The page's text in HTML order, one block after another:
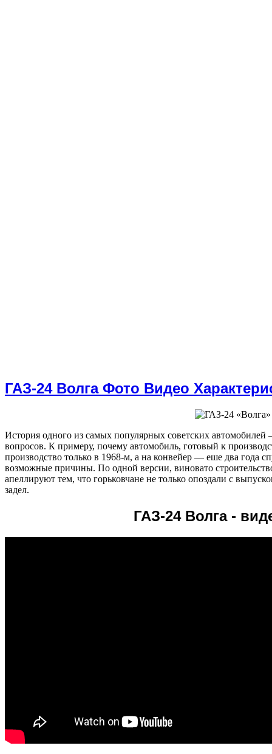
ГАЗ-24 Волга Фото Видео
История одного из самых популярных советских
вопросов. К примеру, почему автомобиль, готовый к
производство только в 1968-м, а на конвейер — еше два года
возможные причины. По одной версии, виновато
апеллируют тем, что горьковчане не только опоздали с
задел.
ГАЗ-24 Волга -